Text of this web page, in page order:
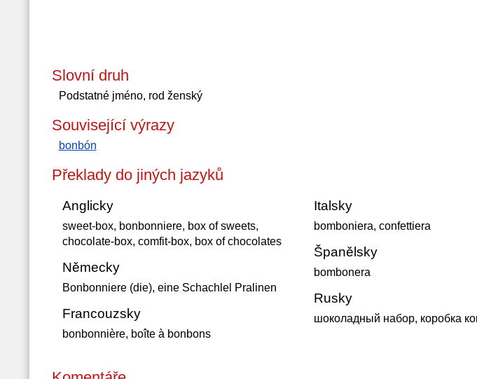
Slovní druh
Podstatné jméno, rod ženský
Související výrazy
bonbón
Překlady do jiných jazyků
Anglicky
sweet-box, bonbonniere, box of sweets,
chocolate-box, comfit-box, box of chocolates
Německy
Bonbonniere (die), eine Schachlel Pralinen
Francouzsky
bonbonnière, boîte à bonbons
Italsky
bomboniera, confettiera
Španělsky
bombonera
Rusky
шоколадный набор, коробка